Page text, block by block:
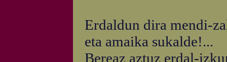
Erdaldun dira mendi-
eta amaika sukalde!...
Bereaz aztuz erdal-